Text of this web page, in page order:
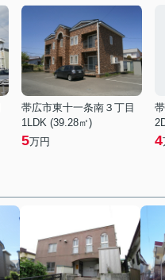
帯広市東十一条南３丁目
1LDK (39.28㎡)
5万円 4